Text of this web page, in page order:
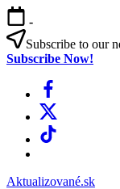
Skip
to
content
-
Subscribe to our
Subscribe Now!
Facebook
X
TikTok
Aktualizované.sk